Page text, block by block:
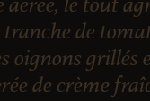
tranche de
oignons grillés
de crème